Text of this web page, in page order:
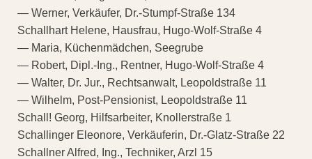
— Werner, Verkäufer, Dr.-Stumpf-Straße 134
Schallhart Helene, Hausfrau, Hugo-Wolf-Straße 4
— Maria, Küchenmädchen, Seegrube
— Robert, Dipl.-Ing., Rentner, Hugo-Wolf-Straße 4
— Walter, Dr. Jur., Rechtsanwalt, Leopoldstraße 11
— Wilhelm, Post-Pensionist, Leopoldstraße 11
Schall! Georg, Hilfsarbeiter, Knollerstraße 1
Schallinger Eleonore, Verkäuferin, Dr.-Glatz-Straße 22
Schallner Alfred, Ing., Techniker, Arzl 15